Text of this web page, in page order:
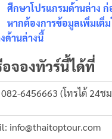
ศึกษาโปรแกรมด้านล่าง
หากต้องการข้อมูลเพิ่มเติ่
ด้านล่างนี้
จองทัวร์นี้ได้ที่
6456663 (โทรได้ 24ช
info@thaitoptour.com